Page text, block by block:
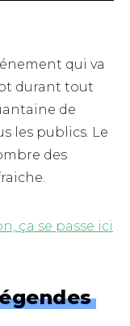
qui va
durant tout
de
les publics. Le
des
ça se passe ici